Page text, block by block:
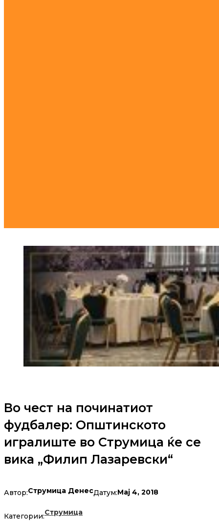
Во чест на починатиот
фудбалер: Општинското
игралиште во Струмица ќе се
вика „Филип Лазаревски“
Автор:Струмица ДенесДатум:Мај 4, 2018
Категории:Струмица